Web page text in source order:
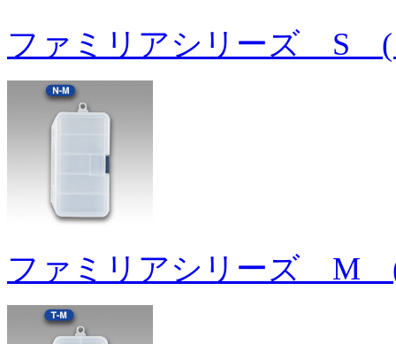
ファミリアシリーズ S (
ファミリアシリーズ M